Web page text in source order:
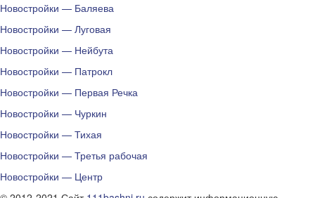
Новостройки — Баляева
Новостройки — Луговая
Новостройки — Нейбута
Новостройки — Патрокл
Новостройки — Первая Речка
Новостройки — Чуркин
Новостройки — Тихая
Новостройки — Третья рабочая
Новостройки — Центр